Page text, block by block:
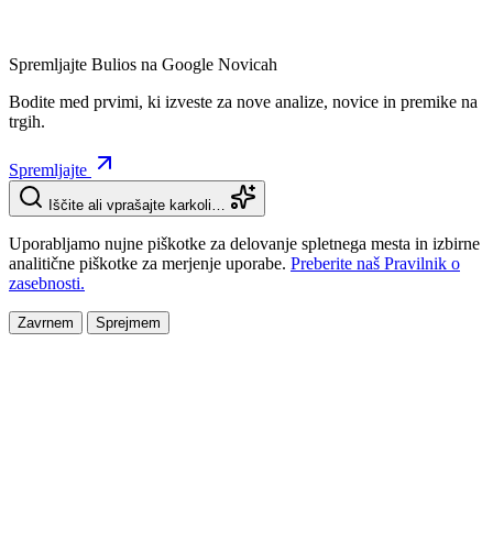
Spremljajte Bulios na Google Novicah
Bodite med prvimi, ki izveste za nove analize, novice in premike na
trgih.
Spremljajte
Iščite ali vprašajte karkoli…
Uporabljamo nujne piškotke za delovanje spletnega mesta in izbirne
analitične piškotke za merjenje uporabe. Preberite naš Pravilnik o
zasebnosti.
Zavrnem Sprejmem